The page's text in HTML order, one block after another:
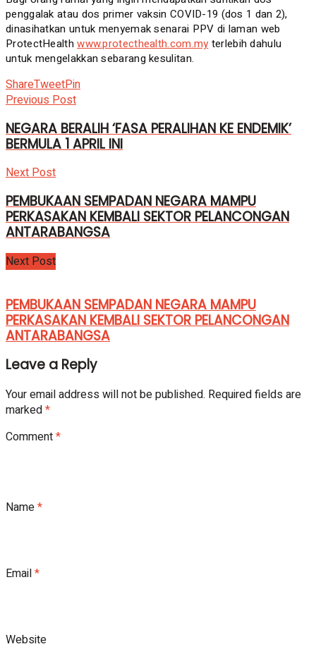
penggalak atau dos primer vaksin COVID-19 (dos 1 dan 2),
dinasihatkan untuk menyemak senarai PPV di laman web
ProtectHealthwww.protecthealth.com.my terlebih dahulu
untuk mengelakkan sebarang kesulitan.
ShareTweetPin
Previous Post
NEGARA BERALIH ‘FASA PERALIHAN KE ENDEMIK’
BERMULA 1 APRIL INI
Next Post
PEMBUKAAN SEMPADAN NEGARA MAMPU
PERKASAKAN KEMBALI SEKTOR PELANCONGAN
ANTARABANGSA
Next Post
PEMBUKAAN SEMPADAN NEGARA MAMPU
PERKASAKAN KEMBALI SEKTOR PELANCONGAN
ANTARABANGSA
Leave a Reply
Your email address will not be published. Required fields are
marked*
Comment*
Name*
Email*
Website